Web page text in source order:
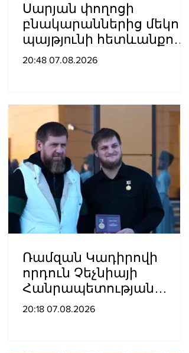
Սարյան փողոցի
բնակարաններից մեկում
պայթյnւնի հետևանքով
55-ամյա տղամարդը
20:48 07.08.2026
Ռամզան Կադիրովի
որդուն Չեչնիայի
Հանրապետության
հերոսի կոչում են
20:18 07.08.2026